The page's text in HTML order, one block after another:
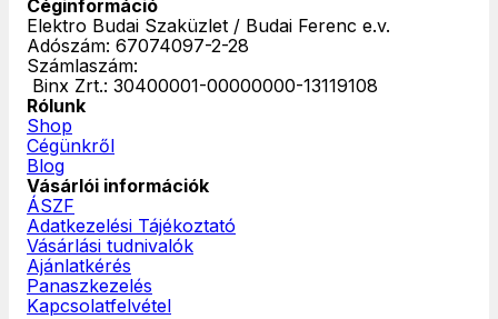
Céginformáció
Elektro Budai Szaküzlet / Budai Ferenc e.v.
Adószám: 67074097-2-28
Számlaszám:
‎ Binx Zrt.: 30400001-00000000-13119108
Rólunk
Shop
Cégünkről
Blog
Vásárlói információk
ÁSZF
Adatkezelési Tájékoztató
Vásárlási tudnivalók
Ajánlatkérés
Panaszkezelés
Kapcsolatfelvétel